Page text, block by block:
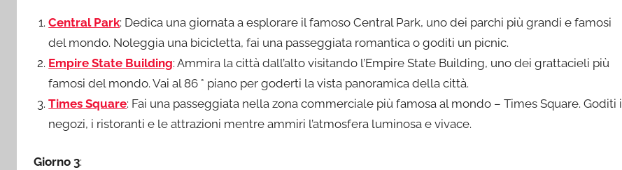
Central Park: Dedica una giornata a esplorare il famoso Central Park, uno dei parchi più grandi e famosi
del mondo. Noleggia una bicicletta, fai una passeggiata romantica o goditi un picnic.
Empire State Building: Ammira la città dall’alto visitando l’Empire State Building, uno dei grattacieli più
famosi del mondo. Vai al 86 ° piano per goderti la vista panoramica della città.
Times Square: Fai una passeggiata nella zona commerciale più famosa al mondo – Times Square. Goditi i
negozi, i ristoranti e le attrazioni mentre ammiri l’atmosfera luminosa e vivace.
Giorno 3: